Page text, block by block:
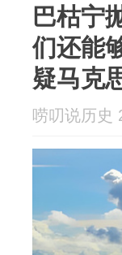
巴枯宁
们还能
疑马克
唠叨说历史